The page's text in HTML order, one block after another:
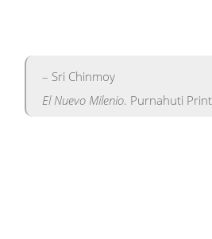
– Sri Chinmoy
El Nuevo Milenio. Purnahuti